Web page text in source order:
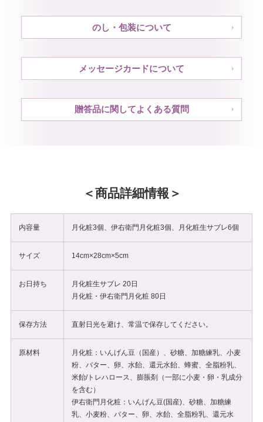
のし・包装について
メッセージカードについて
贈答品に関してよくある質問
商品詳細情報
内容量 月化粧3個、伊右衛門月化粧3個、月化粧生サブレ6個
サイズ 14cm×28cm×5cm
お日持ち
月化粧生サブレ 20日
月化粧・伊右衛門月化粧 80日
保存方法 直射日光を避け、常温で保存してください。
原材料
月化粧：いんげん豆（国産）、砂糖、加糖練乳、小麦
粉、バター、卵、水飴、還元水飴、蜂蜜、全脂粉乳、
米飴/トレハロース、膨脹剤（一部に小麦・卵・乳成分
を含む）
伊右衛門月化粧：いんげん豆(国産)、砂糖、加糖練
乳、小麦粉、バター、卵、水飴、全脂粉乳、還元水